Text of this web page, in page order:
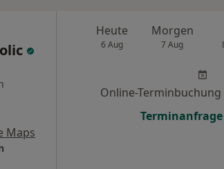
Maps
Heute
6 Aug
Morgen
7 Aug
Online-